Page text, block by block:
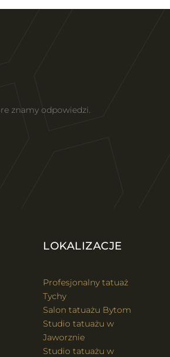
znamy odpowiedzi.
LOKALIZACJE
Profesjonalny tatuaż
Tychy
Salon tatuażu Bytom
Studio tatuażu w
Jaworznie
Studio tatuażu w